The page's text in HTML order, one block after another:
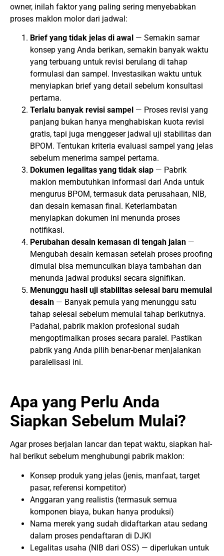
owner, inilah faktor yang paling sering menyebabkan
proses maklon molor dari jadwal:
Brief yang tidak jelas di awal — Semakin samar
konsep yang Anda berikan, semakin banyak waktu
yang terbuang untuk revisi berulang di tahap
formulasi dan sampel. Investasikan waktu untuk
menyiapkan brief yang detail sebelum konsultasi
pertama.
Terlalu banyak revisi sampel — Proses revisi yang
panjang bukan hanya menghabiskan kuota revisi
gratis, tapi juga menggeser jadwal uji stabilitas dan
BPOM. Tentukan kriteria evaluasi sampel yang jelas
sebelum menerima sampel pertama.
Dokumen legalitas yang tidak siap — Pabrik
maklon membutuhkan informasi dari Anda untuk
mengurus BPOM, termasuk data perusahaan, NIB,
dan desain kemasan final. Keterlambatan
menyiapkan dokumen ini menunda proses
notifikasi.
Perubahan desain kemasan di tengah jalan —
Mengubah desain kemasan setelah proses proofing
dimulai bisa memunculkan biaya tambahan dan
menunda jadwal produksi secara signifikan.
Menunggu hasil uji stabilitas selesai baru memulai
desain — Banyak pemula yang menunggu satu
tahap selesai sebelum memulai tahap berikutnya.
Padahal, pabrik maklon profesional sudah
mengoptimalkan proses secara paralel. Pastikan
pabrik yang Anda pilih benar-benar menjalankan
paralelisasi ini.
Apa yang Perlu Anda
Siapkan Sebelum Mulai?
Agar proses berjalan lancar dan tepat waktu, siapkan hal-
hal berikut sebelum menghubungi pabrik maklon:
Konsep produk yang jelas (jenis, manfaat, target
pasar, referensi kompetitor)
Anggaran yang realistis (termasuk semua
komponen biaya, bukan hanya produksi)
Nama merek yang sudah didaftarkan atau sedang
dalam proses pendaftaran di DJKI
Legalitas usaha (NIB dari OSS) — diperlukan untuk